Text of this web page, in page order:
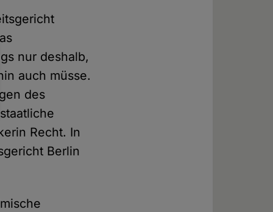
nur deshalb,
auch müsse.
des
Recht. In
Berlin